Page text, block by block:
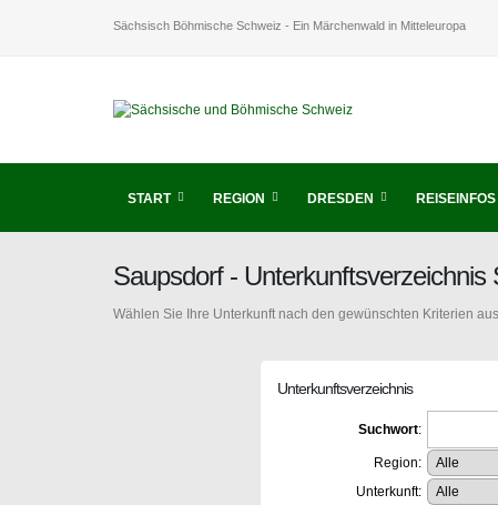
Sächsisch Böhmische Schweiz - Ein Märchenwald in Mitteleuropa
START REGION DRESDEN REISEINFOS
Saupsdorf -
Wählen Sie Ihre Unterkunft nach den gewünschten Kriterien
Unterkunftsverzeichnis
Suchwort:
Region:
Unterkunft: